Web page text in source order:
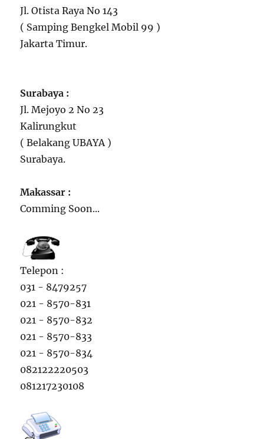
Jl. Otista Raya No 143
( Samping Bengkel Mobil 99 )
Jakarta Timur.
Surabaya :
Jl. Mejoyo 2 No 23
Kalirungkut
( Belakang UBAYA )
Surabaya.
Makassar :
Comming Soon...
Telepon :
031 - 8479257
021 - 8570-831
021 - 8570-832
021 - 8570-833
021 - 8570-834
082122220503
081217230108